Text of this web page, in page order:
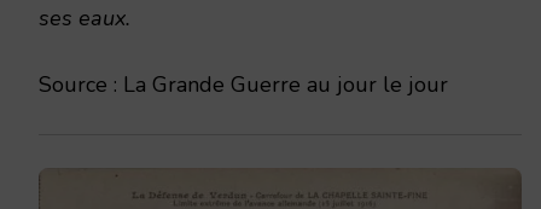
ses eaux.
Source : La Grande Guerre au jour le jour